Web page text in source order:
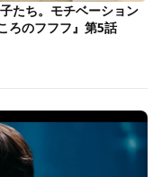
たち。モチベーション
ろのフフフ』第5話